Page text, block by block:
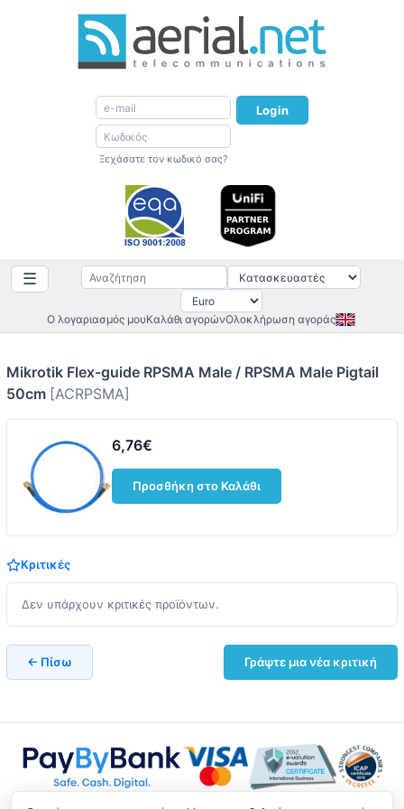
Login
Ξεχάσατε τον κωδικό σας?
☰
Ο λογαριασμός μουΚαλάθι αγορώνΟλοκλήρωση αγοράς
Mikrotik Flex-guide RPSMA Male / RPSMA Male Pigtail
50cm [ACRPSMA]
6,76€
Προσθήκη στο Καλάθι
Κριτικές
Δεν υπάρχουν κριτικές προϊόντων.
← Πίσω Γράψτε μια νέα κριτική